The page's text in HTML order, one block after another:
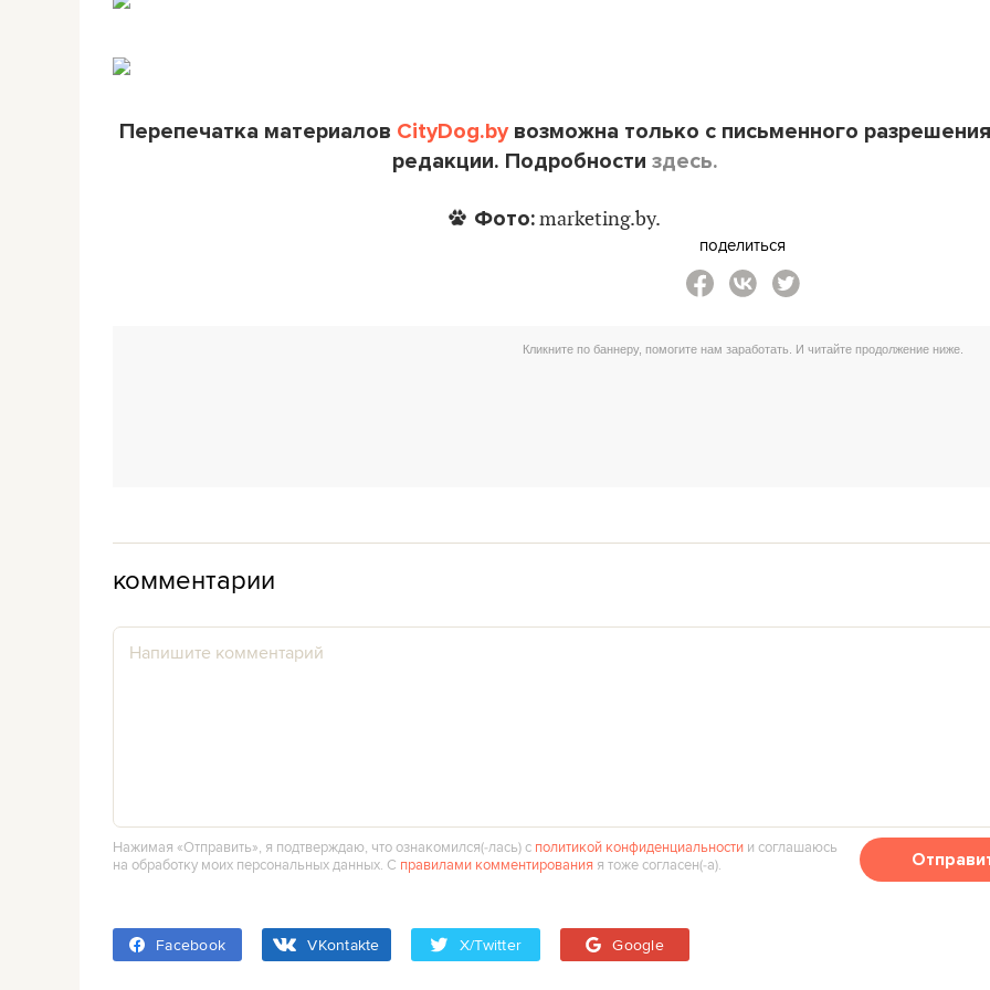
Перепечатка материалов CityDog.byвозможна только с письменного разрешения
редакции. Подробности здесь.
Фото:marketing.by.
поделиться
комментарии
Нажимая «Отправить», я подтверждаю, что ознакомился(‑лась) с политикой конфиденциальности и соглашаюсь
на обработку моих персональных данных. С правилами комментирования я тоже согласен(‑а).
Facebook VKontakte X/Twitter Google